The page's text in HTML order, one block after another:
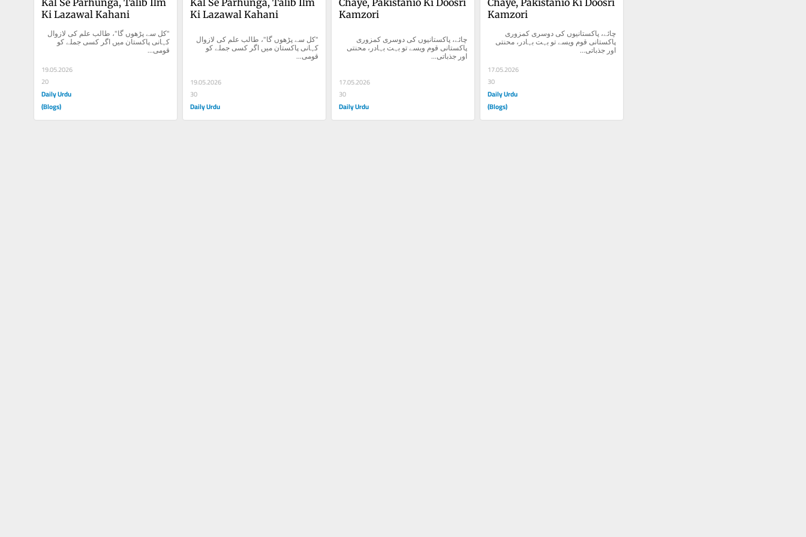
Ki Lazawal Kahani
کہانی پاکستان میں اگر کسی جملے کو
قومی...
19.05.2026
20
Daily Urdu
(Blogs)
Ki Lazawal Kahani
کہانی پاکستان میں اگر کسی جملے کو
قومی...
19.05.2026
30
Daily Urdu
Kamzori
چائے، پاکستانیوں کی دوسری کمزوری
پاکستانی قوم ویسے تو بہت بہادر، محنتی
اور جذباتی...
17.05.2026
30
Daily Urdu
Kamzori
چائے، پاکستانیوں کی دوسری کمزوری
پاکستانی قوم ویسے تو بہت بہادر، محنتی
اور جذباتی...
17.05.2026
30
Daily Urdu
(Blogs)